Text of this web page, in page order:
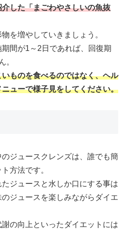
した「まごわやさしいの魚抜
を増やしていきましょう。
間が1～2日であれば、回復期
。
ものを食べるのではなく、ヘル
ューで様子見をしてください。
ジュースクレンズは、誰でも簡
方法です。
ジュースと水しか口にする事は
ジュースを楽しみながらダイエ
の向上といったダイエットには